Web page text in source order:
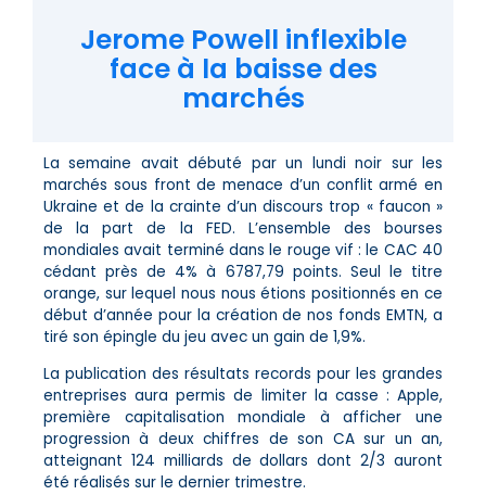
Jerome Powell inflexible
face à la baisse des
marchés
La semaine avait débuté par un lundi noir sur les
marchés sous front de menace d’un conflit armé en
Ukraine et de la crainte d’un discours trop « faucon »
de la part de la FED. L’ensemble des bourses
mondiales avait terminé dans le rouge vif : le CAC 40
cédant près de 4% à 6787,79 points. Seul le titre
orange, sur lequel nous nous étions positionnés en ce
début d’année pour la création de nos fonds EMTN, a
tiré son épingle du jeu avec un gain de 1,9%.
La publication des résultats records pour les grandes
entreprises aura permis de limiter la casse : Apple,
première capitalisation mondiale à afficher une
progression à deux chiffres de son CA sur un an,
atteignant 124 milliards de dollars dont 2/3 auront
été réalisés sur le dernier trimestre.